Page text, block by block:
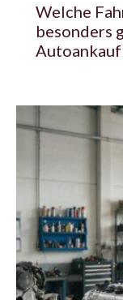
Welche
besonders